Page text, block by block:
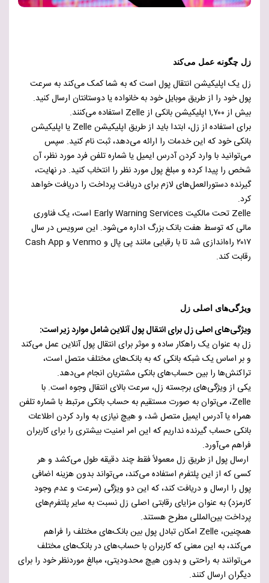
زل چگونه عمل می‌کند
زل یک اپلیکیشن انتقال پول است که به شما کمک می‌کند به سرعت
پول خود را از طریق موبایل خود به خانواده یا دوستانتان ارسال کنید.
بیش از ۱,۷۰۰ اپلیکیشن بانکی از Zelle استفاده می‌کنند.
برای استفاده از زل، ابتدا باید از طریق اپلیکیشن Zelle یا اپلیکیشن
بانکی خود که این خدمات را ارائه می‌دهد، ثبت نام کنید. سپس
می‌توانید با وارد کردن آدرس ایمیل یا شماره تلفن فرد مورد نظر، آن
شخص را پیدا کرده و مبلغ پول مورد نظر را انتخاب کنید. در نهایت،
گیرنده دستورالعمل‌های لازم برای دریافت پرداخت را دریافت خواهد
کرد.
Zelle تحت مالکیت Early Warning Services است، یک فناوری
مالی که توسط هفت بانک بزرگ اداره می‌شود. این سرویس در سال
۲۰۱۷ راه‌اندازی شد تا با رقبایی مانند پی پال و Venmo و Cash App
رقابت کند.
ویژگی‌های اصلی زل
ویژگی‌های اصلی زل برای انتقال پول آنلاین شامل موارد زیر است:
زل به عنوان یک راهکار ساده و موثر برای انتقال پول آنلاین عمل می‌کند
و بر اساس یک شبکه بانکی که به بانک‌های مختلف متصل است،
تراکنش‌ها را بین حساب‌های بانکی مشتریان انجام می‌دهد.
یکی از ویژگی‌های برجسته زل، سرعت بالای انتقال وجوه است. با
Zelle، می‌توان به صورت مستقیم به حساب بانکی مرتبط با شماره تلفن
همراه یا آدرس ایمیل متصل شد، و هیچ نیازی به وارد کردن اطلاعات
بانکی حساب گیرنده نداریم که این امر امنیت بیشتری را برای کاربران
فراهم می‌آورد.
ارسال پول از طریق زل معمولاً فقط چند دقیقه طول می‌کشد و هر
کسی که از این پلتفرم استفاده می‌کند، می‌تواند بدون هزینه اضافی
پول را ارسال و دریافت کند، که این دو ویژگی (سرعت و عدم وجود
کارمزد) به عنوان مزایای رقابتی اصلی زل نسبت به سایر پلتفرم‌های
پرداخت بین‌المللی مطرح هستند.
همچنین، Zelle امکان تبادل پول بین بانک‌های مختلف را فراهم
می‌کند، به این معنی که کاربران با حساب‌های در بانک‌های مختلف
می‌توانند به راحتی و بدون هیچ محدودیتی، مبالغ موردنظر خود را برای
دیگران ارسال کنند.